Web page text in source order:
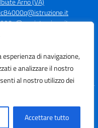
di navigazione,
e analizzare il nostro
al nostro utilizzo dei
Accettare tutto